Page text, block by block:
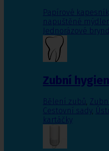
Papírové
napuštěné
Jednorázové
Zubní
Bělení zubů,
Cestovní sady,
kartáčky